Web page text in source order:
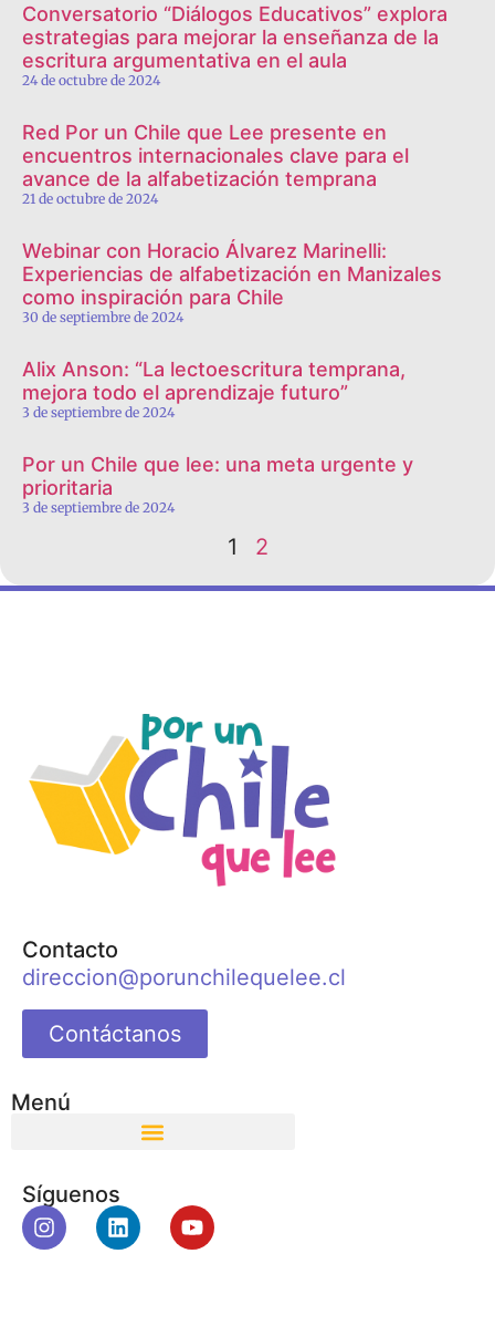
Conversatorio “Diálogos Educativos” explora
estrategias para mejorar la enseñanza de la
escritura argumentativa en el aula
24 de octubre de 2024
Red Por un Chile que Lee presente en
encuentros internacionales clave para el
avance de la alfabetización temprana
21 de octubre de 2024
Webinar con Horacio Álvarez Marinelli:
Experiencias de alfabetización en Manizales
como inspiración para Chile
30 de septiembre de 2024
Alix Anson: “La lectoescritura temprana,
mejora todo el aprendizaje futuro”
3 de septiembre de 2024
Por un Chile que lee: una meta urgente y
prioritaria
3 de septiembre de 2024
1 2
Contacto
direccion@porunchilequelee.cl
Contáctanos
Menú
Síguenos